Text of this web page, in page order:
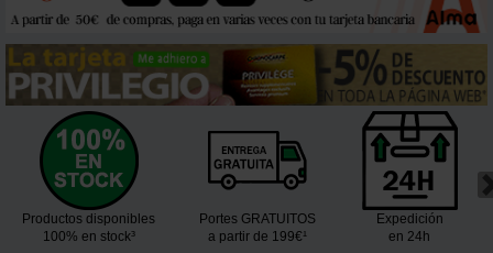
Productos disponibles
100% en stock³
Portes GRATUITOS
a partir de 199€¹
Expedición
en 24h